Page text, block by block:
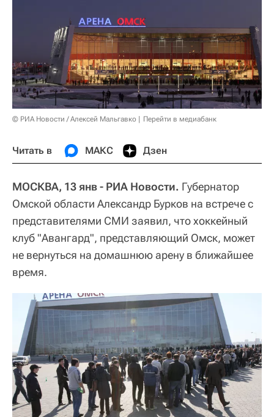
© РИА Новости / Алексей Мальгавко Перейти в медиабанк
Читать в МАКС Дзен
МОСКВА, 13 янв - РИА Новости. Губернатор
Омской области Александр Бурков на встрече с
представителями СМИ заявил, что хоккейный
клуб "Авангард", представляющий Омск, может
не вернуться на домашнюю арену в ближайшее
время.